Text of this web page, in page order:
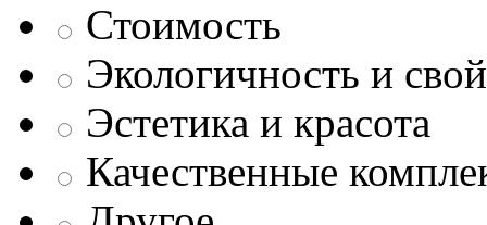
Стоимость
Экологичность и
Эстетика и красота
Качественные